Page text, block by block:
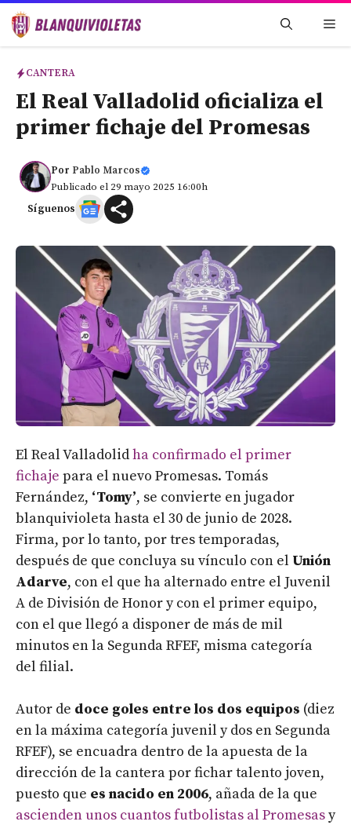
Saltar
CANTERA
El Real Valladolid oficializa el
primer fichaje del Promesas
Por Pablo Marcos
Publicado el 29 mayo 2025 16:00h
Síguenos
El Real Valladolidha confirmado el primer
fichaje para el nuevo Promesas. Tomás
Fernández, ‘Tomy’, se convierte en jugador
blanquivioleta hasta el 30 de junio de 2028.
Firma, por lo tanto, por tres temporadas,
después de que concluya su vínculo con el Unión
Adarve, con el que ha alternado entre el Juvenil
A de División de Honor y con el primer equipo,
con el que llegó a disponer de más de mil
minutos en la Segunda RFEF, misma categoría
del filial.
Autor de doce goles entre los dos equipos (diez
en la máxima categoría juvenil y dos en Segunda
RFEF), se encuadra dentro de la apuesta de la
dirección de la cantera por fichar talento joven,
puesto que es nacido en 2006, añada de la que
ascienden unos cuantos futbolistas al Promesasy